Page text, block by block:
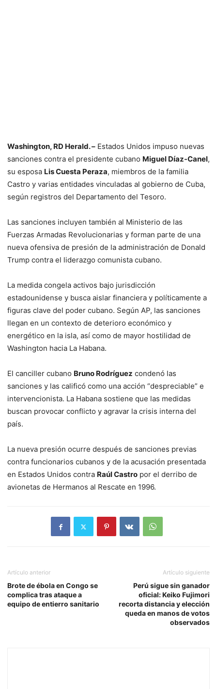
Washington, RD Herald. – Estados Unidos impuso nuevas
sanciones contra el presidente cubano Miguel Díaz-Canel,
su esposa Lis Cuesta Peraza, miembros de la familia
Castro y varias entidades vinculadas al gobierno de Cuba,
según registros del Departamento del Tesoro.
Las sanciones incluyen también al Ministerio de las
Fuerzas Armadas Revolucionarias y forman parte de una
nueva ofensiva de presión de la administración de Donald
Trump contra el liderazgo comunista cubano.
La medida congela activos bajo jurisdicción
estadounidense y busca aislar financiera y políticamente a
figuras clave del poder cubano. Según AP, las sanciones
llegan en un contexto de deterioro económico y
energético en la isla, así como de mayor hostilidad de
Washington hacia La Habana.
El canciller cubano Bruno Rodríguez condenó las
sanciones y las calificó como una acción “despreciable” e
intervencionista. La Habana sostiene que las medidas
buscan provocar conflicto y agravar la crisis interna del
país.
La nueva presión ocurre después de sanciones previas
contra funcionarios cubanos y de la acusación presentada
en Estados Unidos contra Raúl Castro por el derribo de
avionetas de Hermanos al Rescate en 1996.
Artículo anterior
Brote de ébola en Congo se
complica tras ataque a
equipo de entierro sanitario
Artículo siguiente
Perú sigue sin ganador
oficial: Keiko Fujimori
recorta distancia y elección
queda en manos de votos
observados